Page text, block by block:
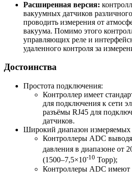
Расширенная версия:
вакуумных датчиков
проводить измерения от
вакуума. Помимо этого
управляющих реле и
удаленного контроля за
Достоинства
Простота подключения:
Контроллер имеет
для подключения к сети
разъёмы RJ45 для
датчиков.
Широкий диапазон измеряемых
Контроллеры ADC
давления в диапазоне от
(1500–7,5×10-10 Торр);
Контроллеры ADC имеют